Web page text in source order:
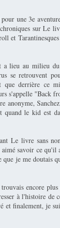
une 3e
sur Le
et
lieu au milieu du
se retrouvent
derrière ce
s'appelle "Back
le kid est
Le livre sans
savoir ce qu'il
je me doutais
encore
à l'histoire de
finalement, je